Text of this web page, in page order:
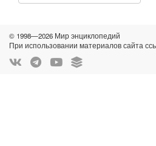
© 1998—2026 Мир энциклопедий
При использовании материалов сайта